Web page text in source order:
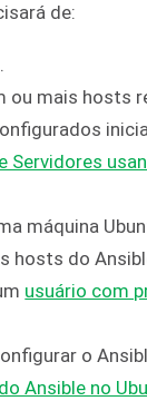
de:
ou mais hosts
máquina
hosts do
usuário com
o
Ansible no